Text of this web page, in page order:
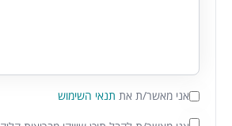
אני מאשר/ת את תנאי השימוש